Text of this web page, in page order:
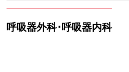
呼吸器外科･呼吸器内科